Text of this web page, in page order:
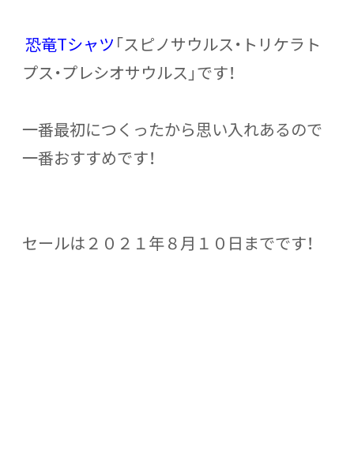
恐竜Tシャツ 「スピノサウルス・トリケラト
プス・プレシオサウルス」です！
一番最初につくったから思い入れあるので
一番おすすめです！
セールは２０２１年８月１０日までです！